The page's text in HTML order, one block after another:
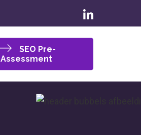
SEO Pre-
Assessment